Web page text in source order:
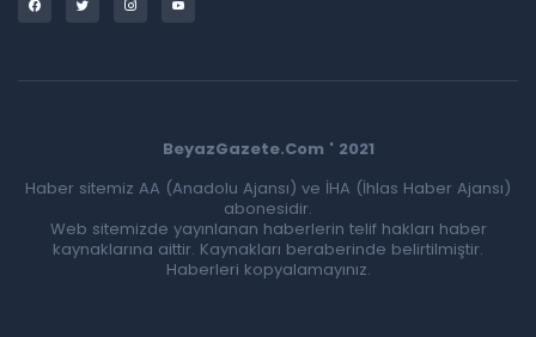
BeyazGazete.Com ' 2021
Haber sitemiz AA (Anadolu Ajansı) ve İHA (İhlas Haber Ajansı)
abonesidir.
Web sitemizde yayınlanan haberlerin telif hakları haber
kaynaklarına aittir. Kaynakları beraberinde belirtilmiştir.
Haberleri kopyalamayınız.